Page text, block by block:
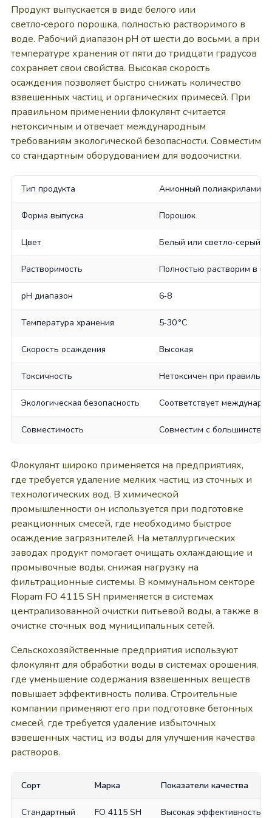
Продукт выпускается в виде белого или
светло‑серого порошка, полностью растворимого в
воде. Рабочий диапазон pH от шести до восьми, а при
температуре хранения от пяти до тридцати градусов
сохраняет свои свойства. Высокая скорость
осаждения позволяет быстро снижать количество
взвешенных частиц и органических примесей. При
правильном применении флокулянт считается
нетоксичным и отвечает международным
требованиям экологической безопасности. Совместим
со стандартным оборудованием для водоочистки.
Тип продукта Анионный полиакриламид
Форма выпуска Порошок
Цвет Белый или светло‑серый
Растворимость Полностью растворим в
pH диапазон 6‑8
Температура хранения 5‑30 °C
Скорость осаждения Высокая
Токсичность Нетоксичен при
Экологическая безопасность Соответствует
Совместимость Совместим с
Флокулянт широко применяется на предприятиях,
где требуется удаление мелких частиц из сточных и
технологических вод. В химической
промышленности он используется при подготовке
реакционных смесей, где необходимо быстрое
осаждение загрязнителей. На металлургических
заводах продукт помогает очищать охлаждающие и
промывочные воды, снижая нагрузку на
фильтрационные системы. В коммунальном секторе
Flopam FO 4115 SH применяется в системах
централизованной очистки питьевой воды, а также в
очистке сточных вод муниципальных сетей.
Сельскохозяйственные предприятия используют
флокулянт для обработки воды в системах орошения,
где уменьшение содержания взвешенных веществ
повышает эффективность полива. Строительные
компании применяют его при подготовке бетонных
смесей, где требуется удаление избыточных
взвешенных частиц из воды для улучшения качества
растворов.
Сорт Марка Показатели качества
Стандартный FO 4115 SH Высокая эффективность